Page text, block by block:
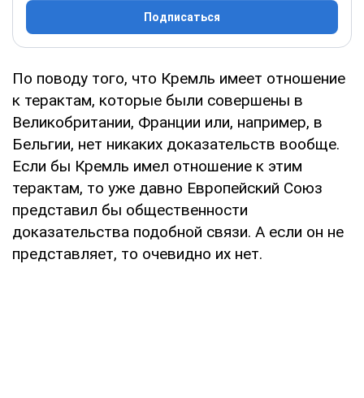
Подписаться
По поводу того, что Кремль имеет отношение
к терактам, которые были совершены в
Великобритании, Франции или, например, в
Бельгии, нет никаких доказательств вообще.
Если бы Кремль имел отношение к этим
терактам, то уже давно Европейский Союз
представил бы общественности
доказательства подобной связи. А если он не
представляет, то очевидно их нет.